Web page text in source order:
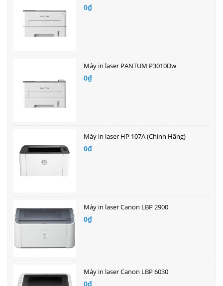
0₫
Máy in laser PANTUM P3010Dw
0₫
Máy in laser HP 107A (Chính Hãng)
0₫
Máy in laser Canon LBP 2900
0₫
Máy in laser Canon LBP 6030
0₫